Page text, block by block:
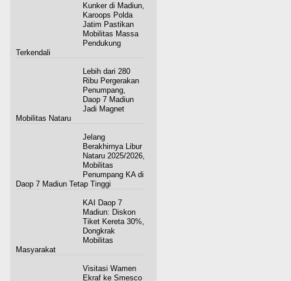
Kunker di Madiun,
Karoops Polda
Jatim Pastikan
Mobilitas Massa
Pendukung
Terkendali
Lebih dari 280
Ribu Pergerakan
Penumpang,
Daop 7 Madiun
Jadi Magnet
Mobilitas Nataru
Jelang
Berakhirnya Libur
Nataru 2025/2026,
Mobilitas
Penumpang KA di
Daop 7 Madiun Tetap Tinggi
KAI Daop 7
Madiun: Diskon
Tiket Kereta 30%,
Dongkrak
Mobilitas
Masyarakat
Visitasi Wamen
Ekraf ke Smesco